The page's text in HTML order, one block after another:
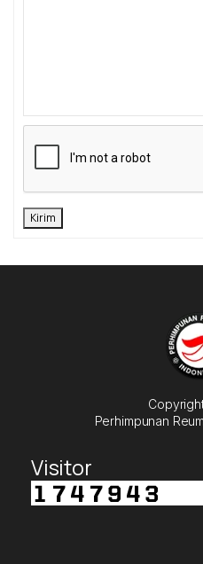
Kirim
Perhimpunan
Visitor